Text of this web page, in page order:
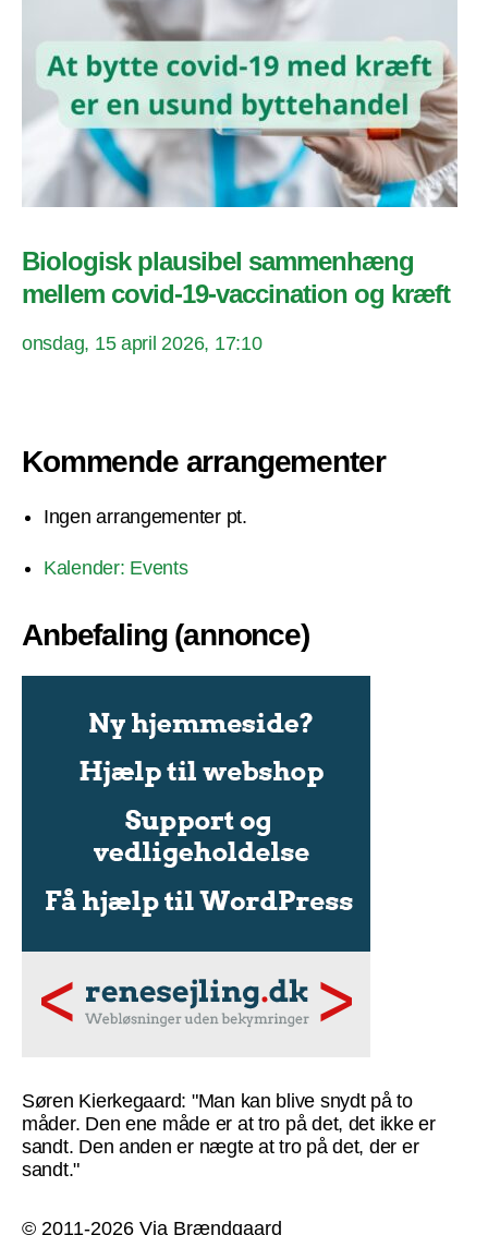
Biologisk plausibel sammenhæng
mellem covid-19-vaccination og kræft
onsdag, 15 april 2026, 17:10
Kommende arrangementer
Ingen arrangementer pt.
Kalender: Events
Anbefaling (annonce)
Søren Kierkegaard: "Man kan blive snydt på to
måder. Den ene måde er at tro på det, det ikke er
sandt. Den anden er nægte at tro på det, der er
sandt."
© 2011-2026 Via Brændgaard